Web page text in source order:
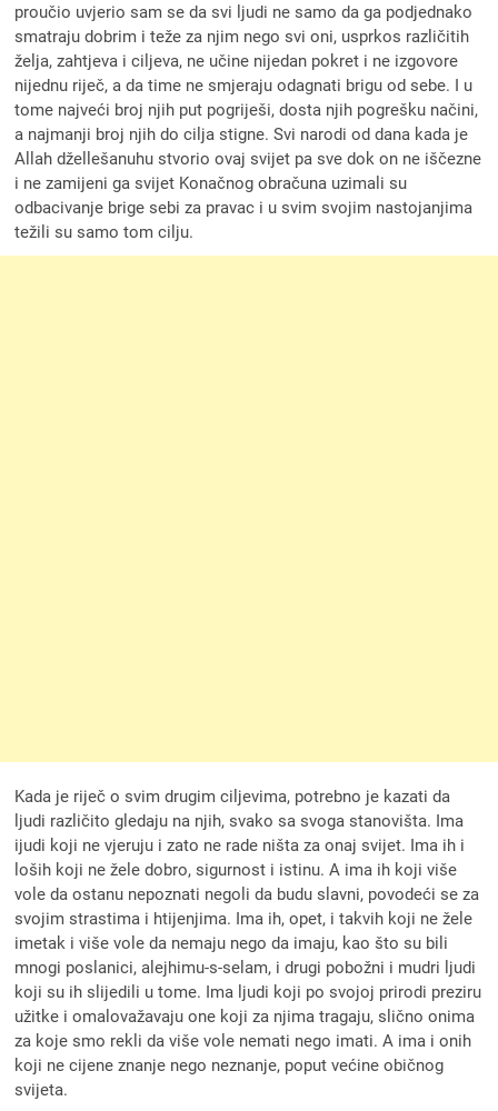
proučio uvjerio sam se da svi ljudi ne samo da ga podjednako
smatraju dobrim i teže za njim nego svi oni, usprkos različitih
želja, zahtjeva i ciljeva, ne učine nijedan pokret i ne izgovore
nijednu riječ, a da time ne smjeraju odagnati brigu od sebe. I u
tome najveći broj njih put pogriješi, dosta njih pogrešku načini,
a najmanji broj njih do cilja stigne. Svi narodi od dana kada je
Allah džellešanuhu stvorio ovaj svijet pa sve dok on ne iščezne
i ne zamijeni ga svijet Konačnog obračuna uzimali su
odbacivanje brige sebi za pravac i u svim svojim nastojanjima
težili su samo tom cilju.
Kada je riječ o svim drugim ciljevima, potrebno je kazati da
ljudi različito gledaju na njih, svako sa svoga stanovišta. Ima
ijudi koji ne vjeruju i zato ne rade ništa za onaj svijet. Ima ih i
loših koji ne žele dobro, sigurnost i istinu. A ima ih koji više
vole da ostanu nepoznati negoli da budu slavni, povodeći se za
svojim strastima i htijenjima. Ima ih, opet, i takvih koji ne žele
imetak i više vole da nemaju nego da imaju, kao što su bili
mnogi poslanici, alejhimu-s-selam, i drugi pobožni i mudri ljudi
koji su ih slijedili u tome. Ima ljudi koji po svojoj prirodi preziru
užitke i omalovažavaju one koji za njima tragaju, slično onima
za koje smo rekli da više vole nemati nego imati. A ima i onih
koji ne cijene znanje nego neznanje, poput većine običnog
svijeta.